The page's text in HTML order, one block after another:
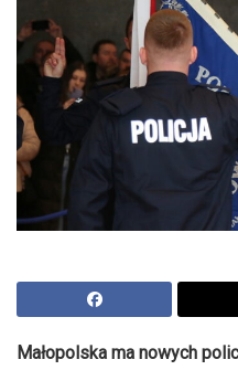
Małopolska ma nowych